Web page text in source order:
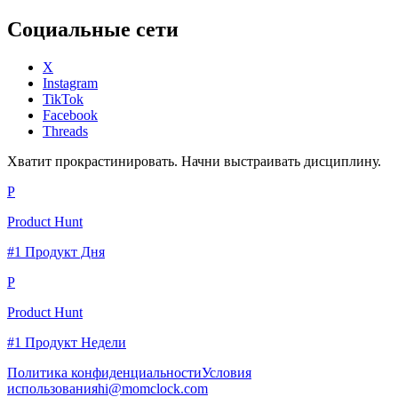
Социальные сети
X
Instagram
TikTok
Facebook
Threads
Хватит прокрастинировать. Начни выстраивать дисциплину.
P
Product Hunt
#1 Продукт Дня
P
Product Hunt
#1 Продукт Недели
Политика конфиденциальностиУсловия
использованияhi@momclock.com